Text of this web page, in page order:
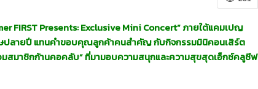
FIRST Presents: Exclusive Mini Concert”ภายใต้แคมเปญ
ลายปี แทนคำขอบคุณลูกค้าคนสำคัญ กับกิจกรรมมินิคอนเสิร์ต
มสมาชิกก้านคอคลับ” ที่มามอบความสนุกและความสุขสุดเอ็กซ์คลูซีฟ